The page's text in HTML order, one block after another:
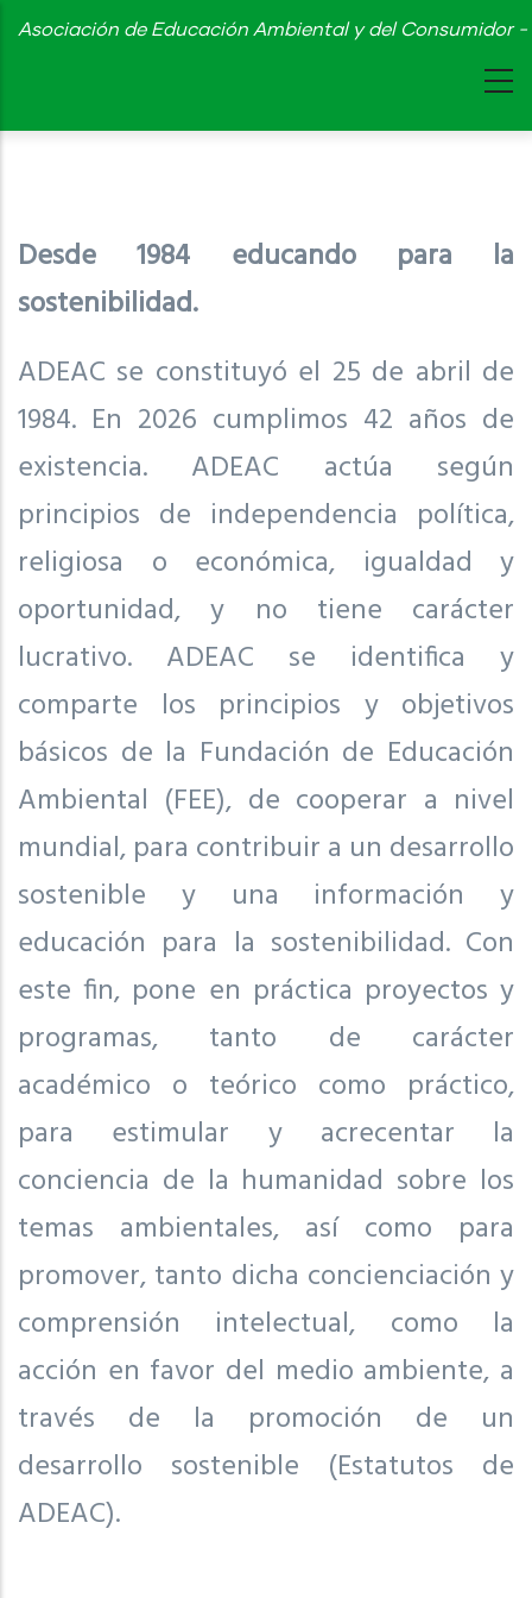
Skip
content
Asociación de Educación Ambiental y del Consumidor
Desde 1984 educando para la
sostenibilidad.
ADEAC se constituyó el 25 de abril de
1984. En 2026 cumplimos 42 años de
existencia. ADEAC actúa según
principios de independencia política,
religiosa o económica, igualdad y
oportunidad, y no tiene carácter
lucrativo. ADEAC se identifica y
comparte los principios y objetivos
básicos de la Fundación de Educación
Ambiental (FEE), de cooperar a nivel
mundial, para contribuir a un desarrollo
sostenible y una información y
educación para la sostenibilidad. Con
este fin, pone en práctica proyectos y
programas, tanto de carácter
académico o teórico como práctico,
para estimular y acrecentar la
conciencia de la humanidad sobre los
temas ambientales, así como para
promover, tanto dicha concienciación y
comprensión intelectual, como la
acción en favor del medio ambiente, a
través de la promoción de un
desarrollo sostenible (Estatutos de
ADEAC).